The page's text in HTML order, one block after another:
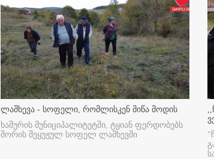
ლაშხევა - სოფელი, რომლისკენ მიწა მოდის
ხაშურის მუნიციპალიტეტში, ტყიან ფერდობებს
შორის შეყუჟულ სოფელ ლაშხევში